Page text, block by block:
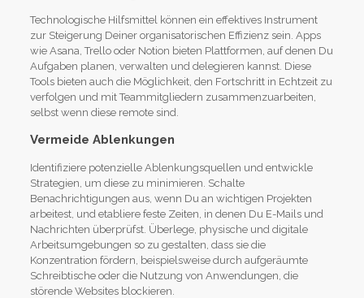
Technologische Hilfsmittel können ein effektives Instrument
zur Steigerung Deiner organisatorischen Effizienz sein. Apps
wie Asana, Trello oder Notion bieten Plattformen, auf denen Du
Aufgaben planen, verwalten und delegieren kannst. Diese
Tools bieten auch die Möglichkeit, den Fortschritt in Echtzeit zu
verfolgen und mit Teammitgliedern zusammenzuarbeiten,
selbst wenn diese remote sind.
Vermeide Ablenkungen
Identifiziere potenzielle Ablenkungsquellen und entwickle
Strategien, um diese zu minimieren. Schalte
Benachrichtigungen aus, wenn Du an wichtigen Projekten
arbeitest, und etabliere feste Zeiten, in denen Du E-Mails und
Nachrichten überprüfst. Überlege, physische und digitale
Arbeitsumgebungen so zu gestalten, dass sie die
Konzentration fördern, beispielsweise durch aufgeräumte
Schreibtische oder die Nutzung von Anwendungen, die
störende Websites blockieren.